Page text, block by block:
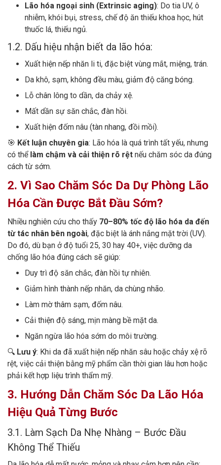
Lão hóa ngoại sinh (Extrinsic aging): Do tia UV, ô
nhiễm, khói bụi, stress, chế độ ăn thiếu khoa học, hút
thuốc lá, thiếu ngủ.
1.2. Dấu hiệu nhận biết da lão hóa:
Xuất hiện nếp nhăn li ti, đặc biệt vùng mắt, miệng, trán.
Da khô, sạm, không đều màu, giảm độ căng bóng.
Lỗ chân lông to dần, da chảy xệ.
Mất dần sự săn chắc, đàn hồi.
Xuất hiện đốm nâu (tàn nhang, đồi mồi).
🎯 Kết luận chuyên gia: Lão hóa là quá trình tất yếu, nhưng
có thể làm chậm và cải thiện rõ rệt nếu chăm sóc da đúng
cách từ sớm.
2. Vì Sao Chăm Sóc Da Dự Phòng Lão
Hóa Cần Được Bắt Đầu Sớm?
Nhiều nghiên cứu cho thấy 70–80% tốc độ lão hóa da đến
từ tác nhân bên ngoài, đặc biệt là ánh nắng mặt trời (UV).
Do đó, dù bạn ở độ tuổi 25, 30 hay 40+, việc dưỡng da
chống lão hóa đúng cách sẽ giúp:
Duy trì độ săn chắc, đàn hồi tự nhiên.
Giảm hình thành nếp nhăn, da chùng nhão.
Làm mờ thâm sạm, đốm nâu.
Cải thiện độ sáng, mịn màng bề mặt da.
Ngăn ngừa lão hóa sớm do môi trường.
🔍 Lưu ý: Khi da đã xuất hiện nếp nhăn sâu hoặc chảy xệ rõ
rệt, việc cải thiện bằng mỹ phẩm cần thời gian lâu hơn hoặc
phải kết hợp liệu trình thẩm mỹ.
3. Hướng Dẫn Chăm Sóc Da Lão Hóa
Hiệu Quả Từng Bước
3.1. Làm Sạch Da Nhẹ Nhàng – Bước Đầu
Không Thể Thiếu